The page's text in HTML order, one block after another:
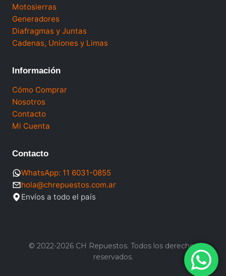
Motosierras
Generadores
Diafragmas y Juntas
Cadenas, Uniones y Limas
Información
Cómo Comprar
Nosotros
Contacto
Mi Cuenta
Contacto
WhatsApp: 11 6031-0855
hola@chrepuestos.com.ar
Envíos a todo el país
© 2022-2026 CH Repuestos. Todos los derechos
reservados.